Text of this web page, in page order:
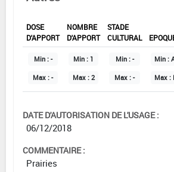
DOSE
D'APPORT
NOMBRE
D'APPORT
STADE
CULTURAL
Min : -
Max : -
Min : 1
Max : 2
Min : -
Max : -
Min :
Max :
DATE D'AUTORISATION DE L'USAGE :
06/12/2018
COMMENTAIRE :
Prairies